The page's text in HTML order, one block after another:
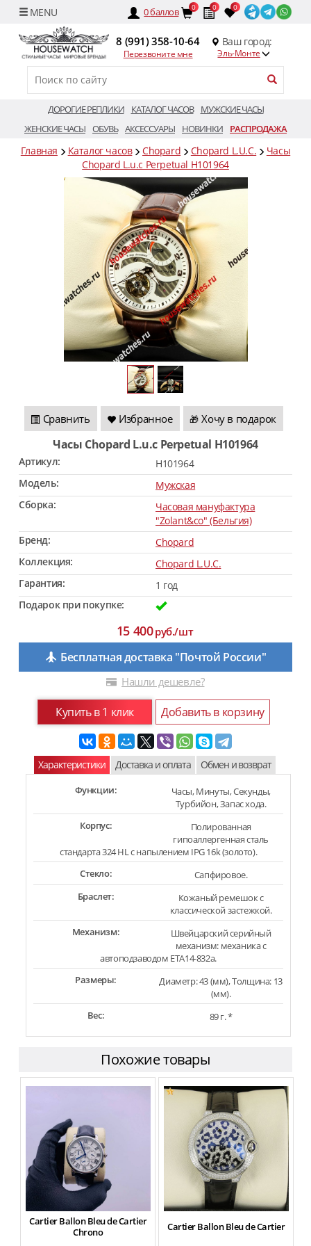
0баллов 0 0 0
8 (991) 358-10-64
Перезвоните мне
Ваш город:
Эль-Монте
ДОРОГИЕ РЕПЛИКИ КАТАЛОГ ЧАСОВ
МУЖСКИЕ ЧАСЫ
ЖЕНСКИЕ ЧАСЫ ОБУВЬ АКСЕССУАРЫ НОВИНКИ РАСПРОДАЖА
Главная Каталог часов Chopard Chopard L.U.C.
Часы
Chopard L.u.c Perpetual H101964
Сравнить Избранное 🎁 Хочу в подарок
Часы Chopard L.u.c Perpetual H101964
Артикул:
H101964
Модель:
Мужская
Сборка:
Часовая мануфактура
"Zolant&co" (Бельгия)
Бренд:
Chopard
Коллекция:
Chopard L.U.C.
Гарантия:
1 год
Подарок при покупке:
15 400руб./шт
Бесплатная доставка "Почтой России"
Нашли дешевле?
Купить в 1 клик Добавить в корзину
Характеристики Доставка и оплата Обмен и возврат
Функции:
Часы, Минуты, Секунды,
Турбийон, Запас хода.
Корпус:
Полированная
гипоаллергенная сталь
стандарта 324 HL с напылением IPG 16k (золото).
Стекло:
Сапфировое.
Браслет:
Кожаный ремешок с
классической застежкой.
Механизм:
Швейцарский серийный
механизм: механика с
автоподзаводом ETA14-832a.
Размеры:
Диаметр: 43 (мм), Толщина: 13
(мм).
Вес:
89 г. *
Похожие товары
Cartier Ballon Bleu de Cartier
Chrono
Cartier Ballon Bleu de Cartier